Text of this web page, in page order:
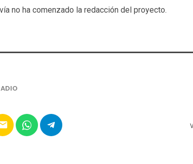
no ha comenzado la redacción del proyecto.